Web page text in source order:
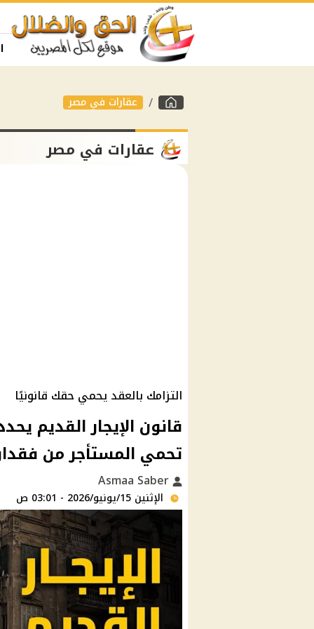
عقارات في مصر
عقارات في مصر
التزامك بالعقد يحمي حقك قانونيًا
قانون الإيجار القديم
تحمي المستأجر من
الإثنين 15/يونيو/2026 - 03:01 ص